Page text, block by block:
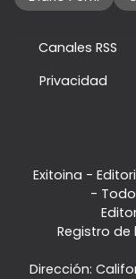
Canales RSS
Privacidad
Exitoina -
-
Registro
Dirección: